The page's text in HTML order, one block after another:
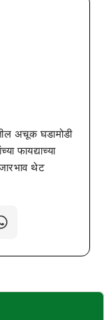
अचूक घडामोडी
फायद्याच्या
थेट